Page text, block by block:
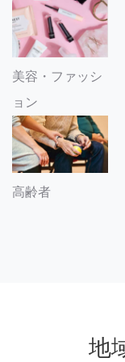
美容・ファッシ
ョン
高齢者
地